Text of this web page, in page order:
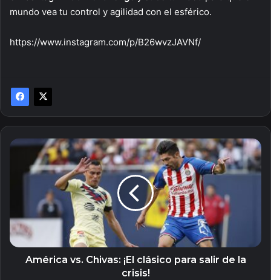
mundo vea tu control y agilidad con el esférico.
https://www.instagram.com/p/B26wvzJAVNf/
América
Chivas:
salir
de
la
crisis!América vs. Chivas: ¡El clásico para salir de la
crisis!